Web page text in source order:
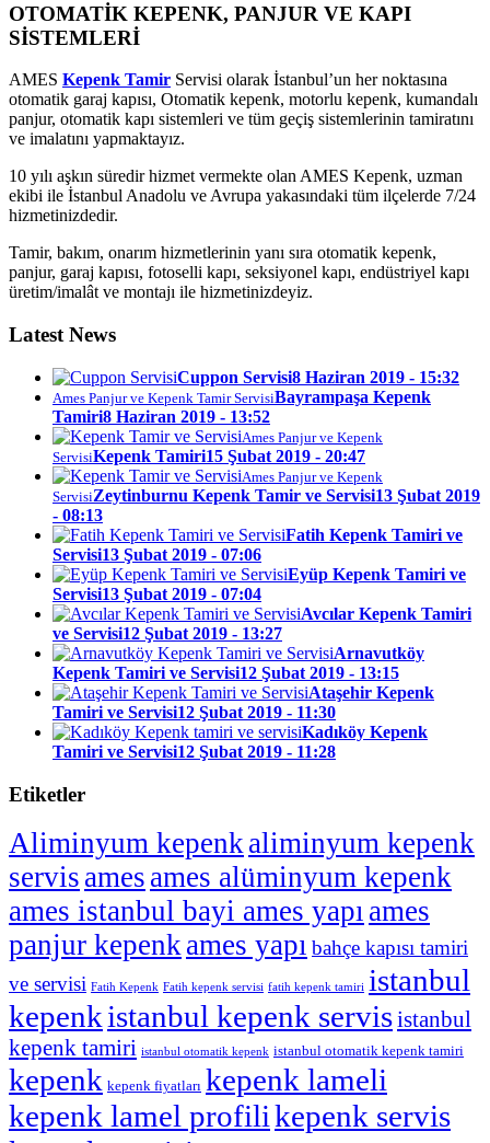
OTOMATİK KEPENK, PANJUR VE KAPI
SİSTEMLERİ
AMES Kepenk Tamir Servisi olarak İstanbul’un her noktasına
otomatik garaj kapısı, Otomatik kepenk, motorlu kepenk, kumandalı
panjur, otomatik kapı sistemleri ve tüm geçiş sistemlerinin tamiratını
ve imalatını yapmaktayız.
10 yılı aşkın süredir hizmet vermekte olan AMES Kepenk, uzman
ekibi ile İstanbul Anadolu ve Avrupa yakasındaki tüm ilçelerde 7/24
hizmetinizdedir.
Tamir, bakım, onarım hizmetlerinin yanı sıra otomatik kepenk,
panjur, garaj kapısı, fotoselli kapı, seksiyonel kapı, endüstriyel kapı
üretim/imalât ve montajı ile hizmetinizdeyiz.
Latest News
Cuppon Servisi8 Haziran 2019 - 15:32
Ames Panjur ve Kepenk Tamir ServisiBayrampaşa Kepenk
Tamiri8 Haziran 2019 - 13:52
Ames Panjur ve Kepenk
ServisiKepenk Tamiri15 Şubat 2019 - 20:47
Ames Panjur ve Kepenk
ServisiZeytinburnu Kepenk Tamir ve Servisi13 Şubat 2019
- 08:13
Fatih Kepenk Tamiri ve
Servisi13 Şubat 2019 - 07:06
Eyüp Kepenk Tamiri ve
Servisi13 Şubat 2019 - 07:04
Avcılar Kepenk Tamiri
ve Servisi12 Şubat 2019 - 13:27
Arnavutköy
Kepenk Tamiri ve Servisi12 Şubat 2019 - 13:15
Ataşehir Kepenk
Tamiri ve Servisi12 Şubat 2019 - 11:30
Kadıköy Kepenk
Tamiri ve Servisi12 Şubat 2019 - 11:28
Etiketler
Aliminyum kepenkaliminyum kepenk
servis ames ames alüminyum kepenk
ames istanbul bayi ames yapı ames
panjur kepenkames yapı bahçe kapısı tamiri
ve servisi Fatih Kepenk Fatih kepenk servisi fatih kepenk tamiri istanbul
kepenkistanbul kepenk servisistanbul
kepenk tamiri istanbul otomatik kepenk istanbul otomatik kepenk tamiri
kepenk kepenk fiyatları kepenk lameli
kepenk lamel profilikepenk servis